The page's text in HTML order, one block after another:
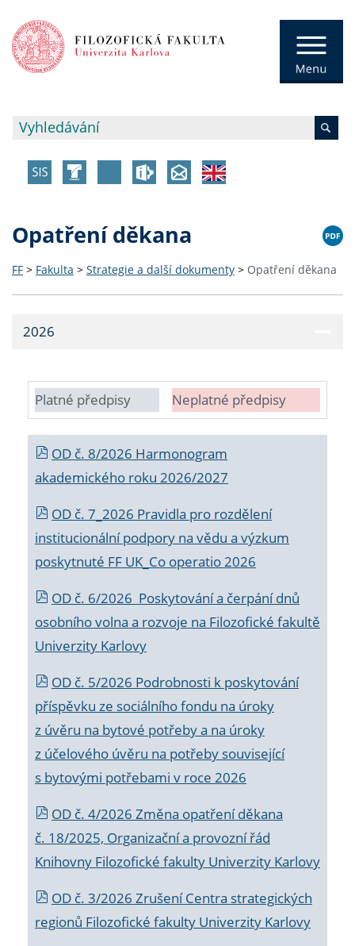
Opatření děkana
FF > Fakulta > Strategie a další dokumenty > Opatření děkana
2026
Platné předpisy Neplatné předpisy
OD č. 8/2026 Harmonogram
akademického roku 2026/2027
OD č. 7_2026 Pravidla pro rozdělení
institucionální podpory na vědu a výzkum
poskytnuté FF UK_Co operatio 2026
OD č. 6/2026 Poskytování a čerpání dnů
osobního volna a rozvoje na Filozofické fakultě
Univerzity Karlovy
OD č. 5/2026 Podrobnosti k poskytování
příspěvku ze sociálního fondu na úroky
z úvěru na bytové potřeby a na úroky
z účelového úvěru na potřeby související
s bytovými potřebami v roce 2026
OD č. 4/2026 Změna opatření děkana
č. 18/2025, Organizační a provozní řád
Knihovny Filozofické fakulty Univerzity Karlovy
OD č. 3/2026 Zrušení Centra strategických
regionů Filozofické fakulty Univerzity Karlovy